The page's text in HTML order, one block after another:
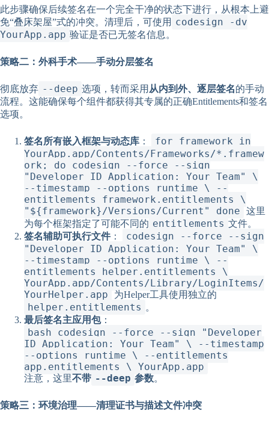
此步骤确保后续签名在一个完全干净的状态下进行，从根本上避
免“叠床架屋”式的冲突。清理后，可使用 codesign -dv
YourApp.app 验证是否已无签名信息。
策略二：外科手术——手动分层签名
彻底放弃 --deep 选项，转而采用 从内到外、逐层签名的手动
流程。这能确保每个组件都获得其专属的正确Entitlements和签名
选项。
签名所有嵌入框架与动态库 ：
for framework in
YourApp.app/Contents/Frameworks/*.framew
ork; do codesign --force --sign
"Developer ID Application: Your Team" \
--timestamp --options runtime \ --
entitlements framework.entitlements \
"${framework}/Versions/Current" done
这里
为每个框架指定了可能不同的 entitlements 文件。
签名辅助可执行文件：
codesign --force --sign
"Developer ID Application: Your Team" \
--timestamp --options runtime \ --
entitlements helper.entitlements \
YourApp.app/Contents/Library/LoginItems/
YourHelper.app
为Helper工具使用独立的
helper.entitlements 。
最后签名主应用包：
bash codesign --force --sign "Developer
ID Application: Your Team" \ --timestamp
--options runtime \ --entitlements
app.entitlements \ YourApp.app
注意，这里不带 --deep 参数。
策略三：环境治理——清理证书与描述文件冲突